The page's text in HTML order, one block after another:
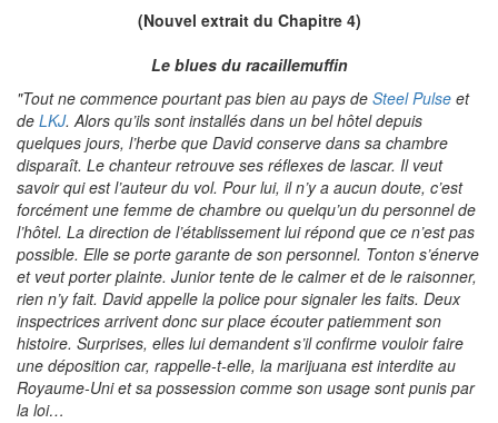
(Nouvel extrait du Chapitre 4)
Le blues du racaillemuffin
"Tout ne commence pourtant pas bien au pays de Steel Pulse et
de LKJ. Alors qu’ils sont installés dans un bel hôtel depuis
quelques jours, l’herbe que David conserve dans sa chambre
disparaît. Le chanteur retrouve ses réflexes de lascar. Il veut
savoir qui est l’auteur du vol. Pour lui, il n’y a aucun doute, c’est
forcément une femme de chambre ou quelqu’un du personnel de
l’hôtel. La direction de l’établissement lui répond que ce n’est pas
possible. Elle se porte garante de son personnel. Tonton s’énerve
et veut porter plainte. Junior tente de le calmer et de le raisonner,
rien n’y fait. David appelle la police pour signaler les faits. Deux
inspectrices arrivent donc sur place écouter patiemment son
histoire. Surprises, elles lui demandent s’il confirme vouloir faire
une déposition car, rappelle-t-elle, la marijuana est interdite au
Royaume-Uni et sa possession comme son usage sont punis par
la loi…